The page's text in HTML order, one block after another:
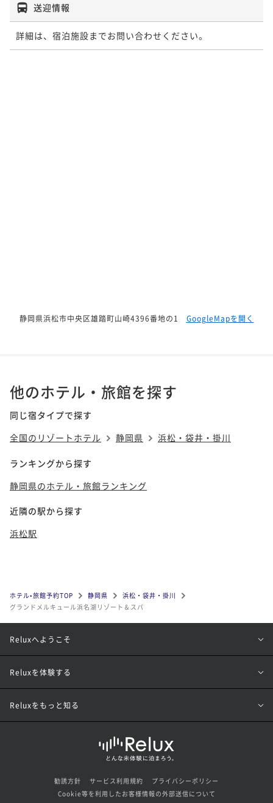
送迎情報
詳細は、宿泊施設までお問い合わせください。
静岡県浜松市中央区雄踏町山崎4396番地の1 GoogleMapを開く
他のホテル・旅館を探す
同じ宿タイプで探す
全国のリゾートホテル
静岡県 浜松・袋井・掛川
ランキングから探す
静岡県のホテル・旅館ランキング
近隣の駅から探す
浜松駅
ホテル•旅館予約TOP 静岡県
浜松・袋井・掛川
グランドメルキュール浜名湖リゾート＆スパ
Reluxへようこそ
Reluxを体験する
Reluxをもっと知る
勧誘方針 サービス利用規約
プライバシーポリシー
Cookie等を利用したお客様情報の外部送信について